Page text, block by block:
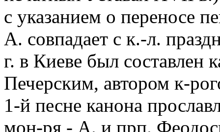
с указанием о переносе
А. совпадает с к.-л.
г. в Киеве был составлен
Печерским, автором к-
1-й песне канона
мон-ря - А. и прп.